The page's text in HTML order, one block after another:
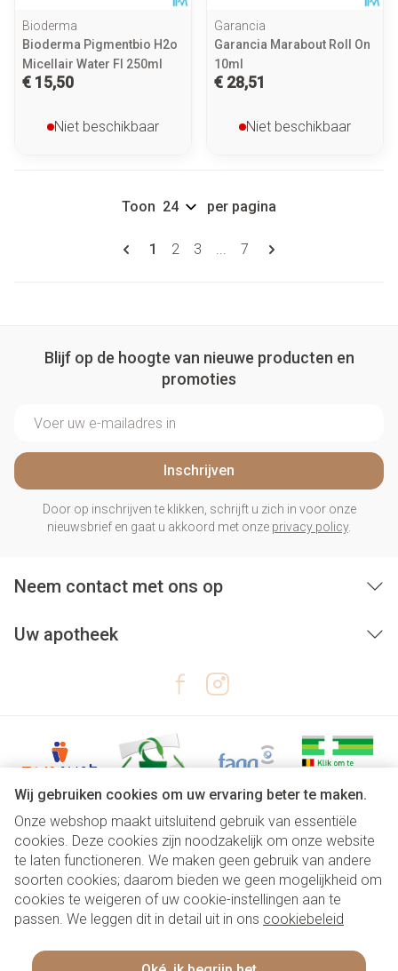
Wij gebruiken cookies om uw ervaring beter te maken.
Onze webshop maakt uitsluitend gebruik van essentiële
cookies. Deze cookies zijn noodzakelijk om onze website
te laten functioneren. We maken geen gebruik van andere
soorten cookies; daarom bieden we geen mogelijkheid om
cookies te weigeren of uw cookie-instellingen aan te
passen. We leggen dit in detail uit in ons cookiebeleid
Bioderma
Bioderma Pigmentbio H2o
Micellair Water Fl 250ml
€ 15,50
Niet beschikbaar
Garancia
Garancia Marabout Roll On
10ml
€ 28,51
Niet beschikbaar
Pagina's
U lees momenteel pagina
1 Pagina
2 Pagina
3 ... Pagina
7
Toon per pagina
Blijf op de hoogte van nieuwe producten en
promoties
Inschrijven
Door op inschrijven te klikken, schrijft u zich in voor onze
nieuwsbrief en gaat u akkoord met onze privacy policy.
Neem contact met ons op
Uw apotheek
Juridische links